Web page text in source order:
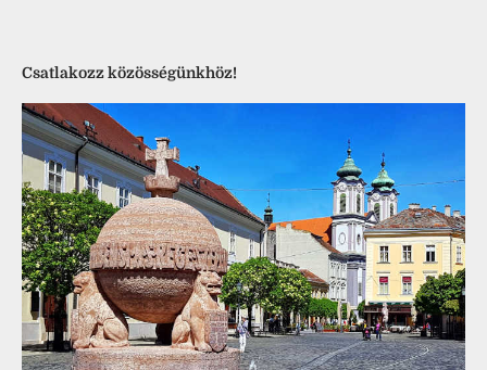
Csatlakozz közösségünkhöz!